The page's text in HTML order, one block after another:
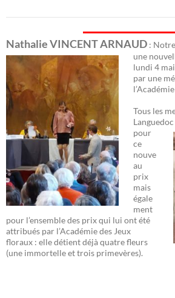
Nathalie VINCENT ARNAUD :
une
lundi 4
par une
Tous les
Languedoc
pour
ce
nouve
au
prix
mais
égale
ment
pour l’ensemble des prix qui lui ont été
attribués par l’Académie des Jeux
floraux : elle détient déjà quatre fleurs
(une immortelle et trois primevères).